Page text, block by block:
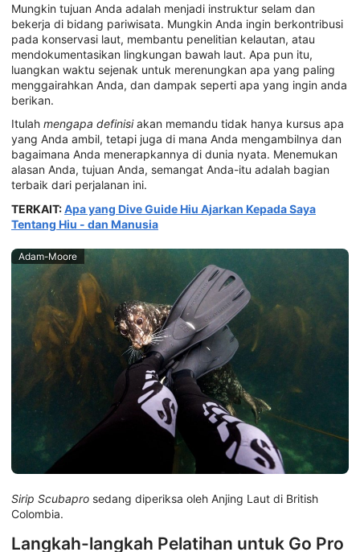
Mungkin tujuan Anda adalah menjadi instruktur selam dan
bekerja di bidang pariwisata. Mungkin Anda ingin berkontribusi
pada konservasi laut, membantu penelitian kelautan, atau
mendokumentasikan lingkungan bawah laut. Apa pun itu,
luangkan waktu sejenak untuk merenungkan apa yang paling
menggairahkan Anda, dan dampak seperti apa yang ingin anda
berikan.
Itulah mengapa definisiakan memandu tidak hanya kursus apa
yang Anda ambil, tetapi juga di mana Anda mengambilnya dan
bagaimana Anda menerapkannya di dunia nyata. Menemukan
alasan Anda, tujuan Anda, semangat Anda-itu adalah bagian
terbaik dari perjalanan ini.
TERKAIT:Apa yang Dive Guide Hiu Ajarkan Kepada Saya
Tentang Hiu - dan Manusia
Adam-Moore
Sirip Scubapro sedang diperiksa oleh Anjing Laut di British
Colombia.
Langkah-langkah Pelatihan untuk Go Pro